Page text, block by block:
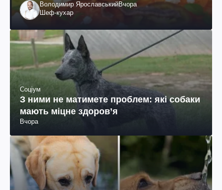
Володимир ЯрославськийВчора
Шеф-кухар
Соціум
З ними не матимете проблем: які собаки
мають міцне здоров’я
Вчора